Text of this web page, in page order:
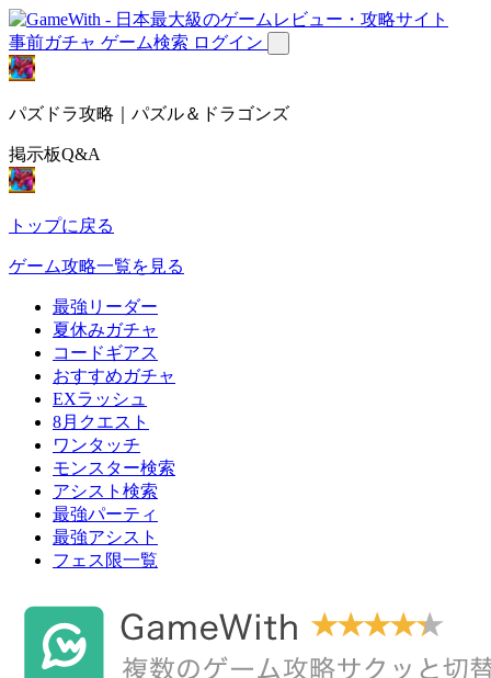
事前ガチャ ゲーム検索 ログイン
パズドラ攻略｜パズル＆ドラゴンズ
掲示板Q&A
トップに戻る
ゲーム攻略一覧を見る
最強リーダー
夏休みガチャ
コードギアス
おすすめガチャ
EXラッシュ
8月クエスト
ワンタッチ
モンスター検索
アシスト検索
最強パーティ
最強アシスト
フェス限一覧